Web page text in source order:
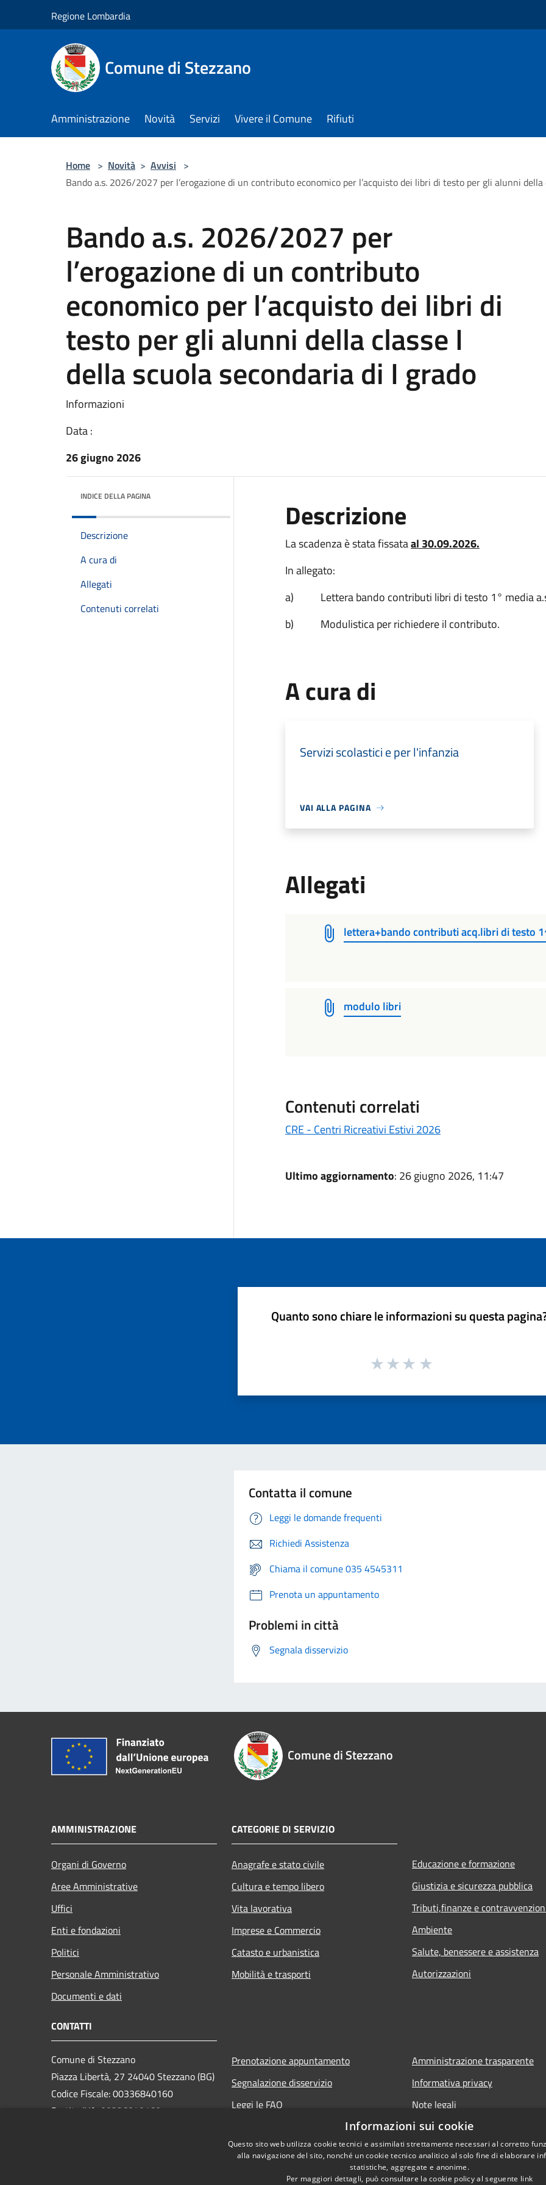
Regione Lombardia
Comune di Stezzano
Amministrazione Novità Servizi Vivere il Comune Rifiuti
Home > Novità > Avvisi >
Bando a.s. 2026/2027 per l’erogazione di un contributo economico per l’acquisto dei libri di testo per gli alunni
Bando a.s. 2026/2027 per
l’erogazione di un contributo
economico per l’acquisto dei libri di
testo per gli alunni della classe I
della scuola secondaria di I grado
Informazioni
Data :
26 giugno 2026
INDICE DELLA PAGINA
Descrizione
A cura di
Allegati
Contenuti correlati
Descrizione
La scadenza è stata fissataal 30.09.2026.
In allegato:
a) Lettera bando contributi libri di testo 1° media
b) Modulistica per richiedere il contributo.
A cura di
Servizi scolastici e per l'infanzia
VAI ALLA PAGINA
Allegati
lettera+bando contributi acq.libri di testo
modulo libri
Contenuti correlati
CRE - Centri Ricreativi Estivi 2026
Ultimo aggiornamento: 26 giugno 2026, 11:47
Quanto sono chiare le informazioni su questa
Contatta il comune
Leggi le domande frequenti
Richiedi Assistenza
Chiama il comune 035 4545311
Prenota un appuntamento
Problemi in città
Segnala disservizio
Comune di Stezzano
AMMINISTRAZIONE
Organi di Governo
Aree Amministrative
Uffici
Enti e fondazioni
Politici
Personale Amministrativo
Documenti e dati
CATEGORIE DI SERVIZIO
Anagrafe e stato civile
Cultura e tempo libero
Vita lavorativa
Imprese e Commercio
Catasto e urbanistica
Mobilità e trasporti
Educazione e formazione
Giustizia e sicurezza pubblica
Tributi,finanze e
Ambiente
Salute, benessere e assistenza
Autorizzazioni
CONTATTI
Comune di Stezzano
Piazza Libertà, 27 24040 Stezzano (BG)
Codice Fiscale: 00336840160
Partita IVA: 00336840160
Prenotazione appuntamento
Segnalazione disservizio
Leggi le FAQ
Amministrazione trasparente
Informativa privacy
Note legali
Dichiarazione di accessibilità
Informazioni sui cookie
Questo sito web utilizza cookie tecnici e assimilati strettamente necessari al corretto
alla navigazione del sito, nonché un cookie tecnico analitico al solo fine di elaborare
statistiche, aggregate e anonime.
Per maggiori dettagli, può consultare la cookie policy al seguente link